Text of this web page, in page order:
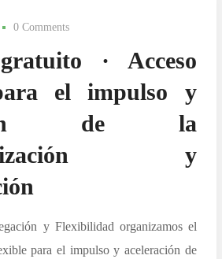
0 Comments
· Acceso
el impulso y
de la
y
y Flexibilidad organizamos el
para el impulso y aceleración de